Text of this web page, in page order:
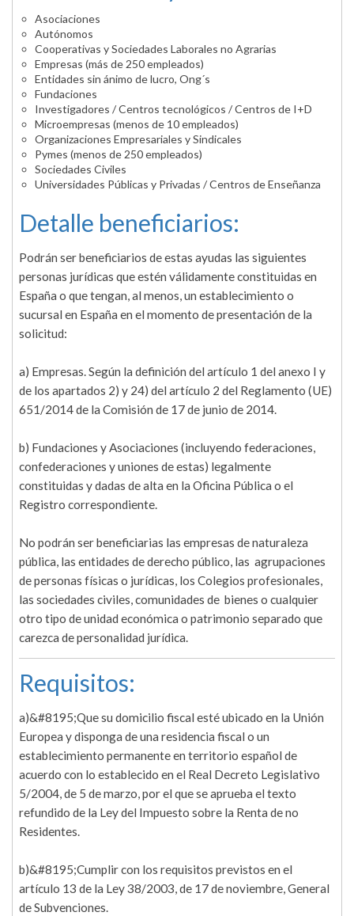
Asociaciones
Autónomos
Cooperativas y Sociedades Laborales no Agrarias
Empresas (más de 250 empleados)
Entidades sin ánimo de lucro, Ong´s
Fundaciones
Investigadores / Centros tecnológicos / Centros de I+D
Microempresas (menos de 10 empleados)
Organizaciones Empresariales y Sindicales
Pymes (menos de 250 empleados)
Sociedades Civiles
Universidades Públicas y Privadas / Centros de Enseñanza
Detalle beneficiarios:
Podrán ser beneficiarios de estas ayudas las siguientes
personas jurídicas que estén válidamente constituidas en
España o que tengan, al menos, un establecimiento o
sucursal en España en el momento de presentación de la
solicitud:
a) Empresas. Según la definición del artículo 1 del anexo I y
de los apartados 2) y 24) del artículo 2 del Reglamento (UE)
651/2014 de la Comisión de 17 de junio de 2014.
b) Fundaciones y Asociaciones (incluyendo federaciones,
confederaciones y uniones de estas) legalmente
constituidas y dadas de alta en la Oficina Pública o el
Registro correspondiente.
No podrán ser beneficiarias las empresas de naturaleza
pública, las entidades de derecho público, las agrupaciones
de personas físicas o jurídicas, los Colegios profesionales,
las sociedades civiles, comunidades de bienes o cualquier
otro tipo de unidad económica o patrimonio separado que
carezca de personalidad jurídica.
Requisitos:
a)&#8195;Que su domicilio fiscal esté ubicado en la Unión
Europea y disponga de una residencia fiscal o un
establecimiento permanente en territorio español de
acuerdo con lo establecido en el Real Decreto Legislativo
5/2004, de 5 de marzo, por el que se aprueba el texto
refundido de la Ley del Impuesto sobre la Renta de no
Residentes.
b)&#8195;Cumplir con los requisitos previstos en el
artículo 13 de la Ley 38/2003, de 17 de noviembre, General
de Subvenciones.